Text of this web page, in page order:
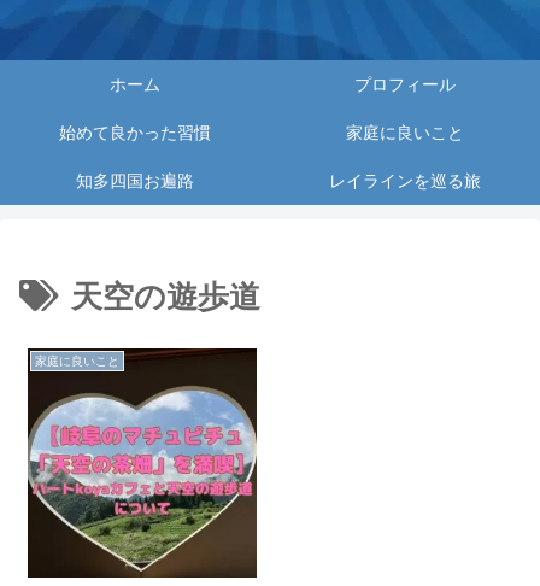
ホーム プロフィール
始めて良かった習慣 家庭に良いこと
知多四国お遍路 レイラインを巡る旅
天空の遊歩道
家庭に良いこと